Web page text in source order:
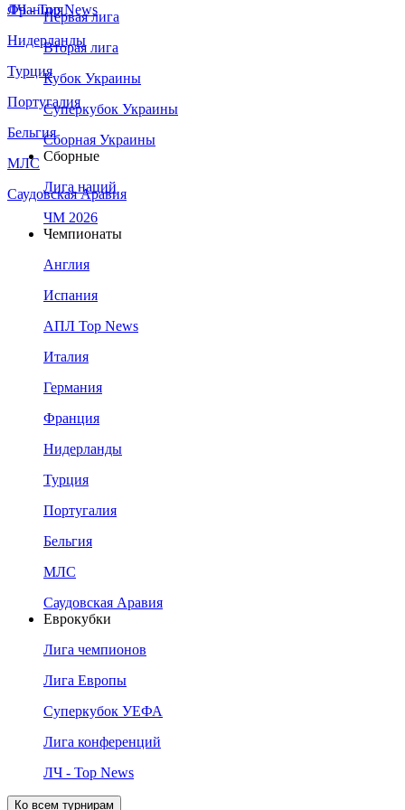
Франция
Нидерланды
Турция
Португалия
Бельгия
МЛС
Саудовская Аравия
ЛЧ - Top News
Первая лига
Вторая лига
Кубок Украины
Суперкубок Украины
Сборная Украины
Сборные
Лига наций
ЧМ 2026
Чемпионаты
Англия
Испания
АПЛ Top News
Италия
Германия
Франция
Нидерланды
Турция
Португалия
Бельгия
МЛС
Саудовская Аравия
Еврокубки
Лига чемпионов
Лига Европы
Суперкубок УЕФА
Лига конференций
ЛЧ - Top News
Ко всем турнирам